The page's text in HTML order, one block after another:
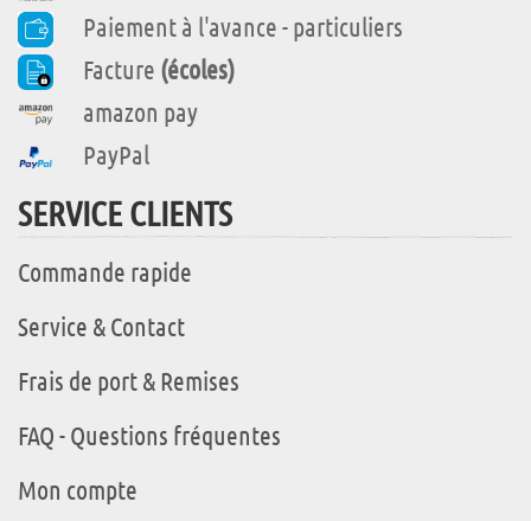
Paiement à l'avance - particuliers
Facture (écoles)
amazon pay
PayPal
SERVICE CLIENTS
Commande rapide
Service & Contact
Frais de port & Remises
FAQ - Questions fréquentes
Mon compte